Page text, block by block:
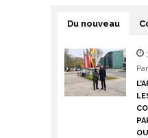
Du nouveau
Par